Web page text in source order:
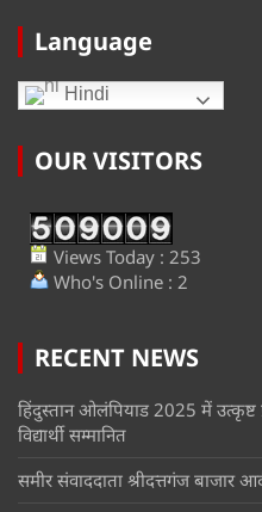
Language
Hindi
OUR VISITORS
Views Today : 253
Who's Online : 2
RECENT NEWS
हिंदुस्तान ओलंपियाड 2025 में
विद्यार्थी सम्मानित
समीर संवाददाता श्रीदत्तगंज बाजार